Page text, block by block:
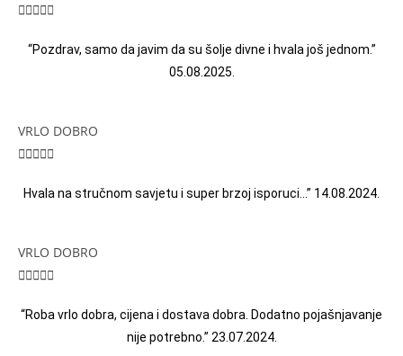

“Pozdrav, samo da javim da su šolje divne i hvala još jednom.”
05.08.2025.
VRLO DOBRO

Hvala na stručnom savjetu i super brzoj isporuci…” 14.08.2024.
VRLO DOBRO

“Roba vrlo dobra, cijena i dostava dobra. Dodatno pojašnjavanje
nije potrebno.” 23.07.2024.